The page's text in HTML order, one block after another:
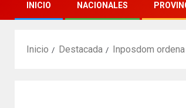
INICIO NACIONALES
Inicio Destacada Inposdom